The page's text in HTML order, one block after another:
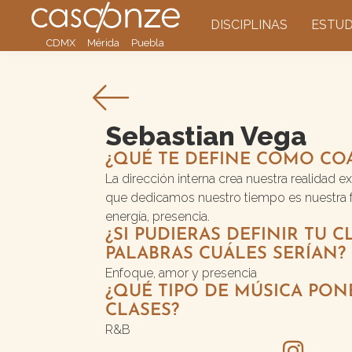
CDMX Mérida Puebla
DISCIPLINAS
Sebastian Vega
¿QUÉ TE DEFINE COMO
La dirección interna crea nuestra realidad
que dedicamos nuestro tiempo es nuestra
energía, presencia.
¿SI PUDIERAS DEFINIR TU
PALABRAS CUÁLES SERÍAN?
Enfoque, amor y presencia
¿QUÉ TIPO DE MÚSICA
CLASES?
R&B